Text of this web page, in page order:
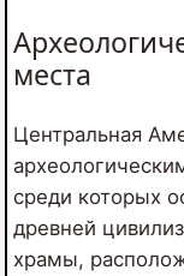
места
Центральная
среди которых
древней
храмы,